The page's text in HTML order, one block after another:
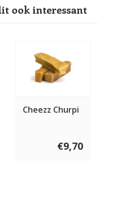
ook interessant
Cheezz Churpi
€9,70